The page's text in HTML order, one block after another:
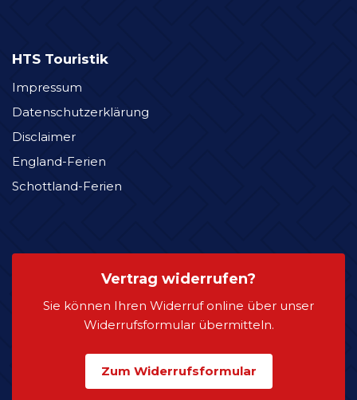
HTS Touristik
Impressum
Datenschutzerklärung
Disclaimer
England-Ferien
Schottland-Ferien
Vertrag widerrufen?
Sie können Ihren Widerruf online über unser
Widerrufsformular übermitteln.
Zum Widerrufsformular